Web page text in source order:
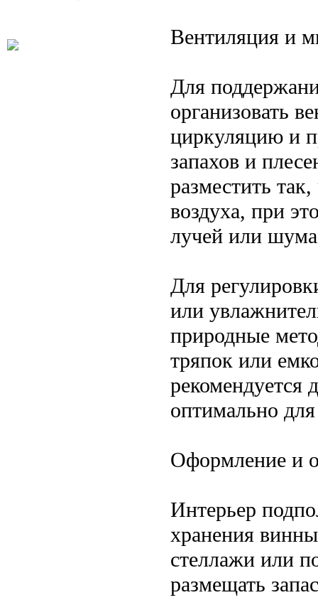
Вентиляция и
Для
организовать
циркуляцию и
запахов и
разместить
воздуха, при
лучей или
Для
или
природные
тряпок или
рекомендуется
оптимально
Оформление и
Интерьер
хранения
стеллажи или
размещать